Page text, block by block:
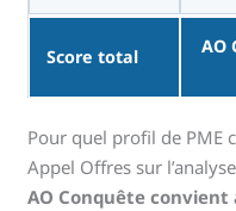
Score total
AO
Pour quel profil de PME
Appel Offres sur
AO Conquête